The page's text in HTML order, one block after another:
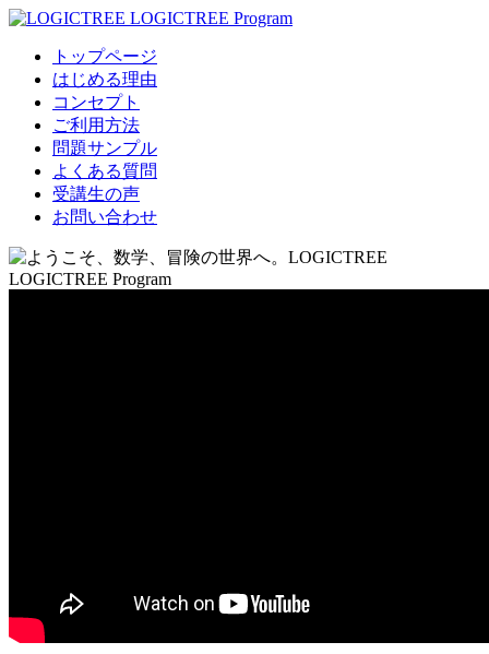
トップページ
はじめる理由
コンセプト
ご利用方法
問題サンプル
よくある質問
受講生の声
お問い合わせ